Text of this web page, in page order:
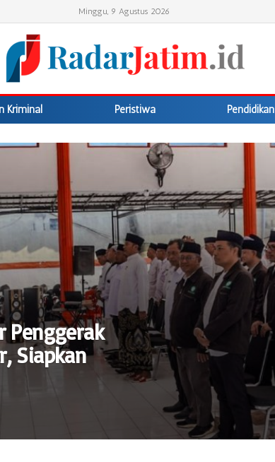
Minggu, 9 Agustus 2026
Kriminal Peristiwa Pendidikan
Penggerak
Siapkan